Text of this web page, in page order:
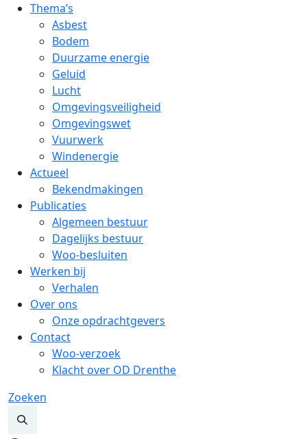
Thema’s
Asbest
Bodem
Duurzame energie
Geluid
Lucht
Omgevingsveiligheid
Omgevingswet
Vuurwerk
Windenergie
Actueel
Bekendmakingen
Publicaties
Algemeen bestuur
Dagelijks bestuur
Woo-besluiten
Werken bij
Verhalen
Over ons
Onze opdrachtgevers
Contact
Woo-verzoek
Klacht over OD Drenthe
Zoeken